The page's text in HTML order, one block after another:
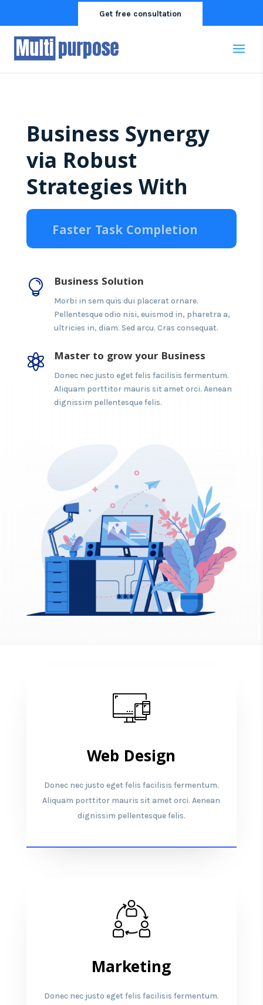
Get free consultation
Business Synergy
via Robust
Strategies With
Faster Task Completion
 Business Solution
Morbi in sem quis dui placerat ornare.
Pellentesque odio nisi, euismod in, pharetra a,
ultricies in, diam. Sed arcu. Cras consequat.
 Master to grow your Business
Donec nec justo eget felis facilisis fermentum.
Aliquam porttitor mauris sit amet orci. Aenean
dignissim pellentesque felis.
Web Design
Donec nec justo eget felis facilisis fermentum.
Aliquam porttitor mauris sit amet orci. Aenean
dignissim pellentesque felis.
Marketing
Donec nec justo eget felis facilisis fermentum.